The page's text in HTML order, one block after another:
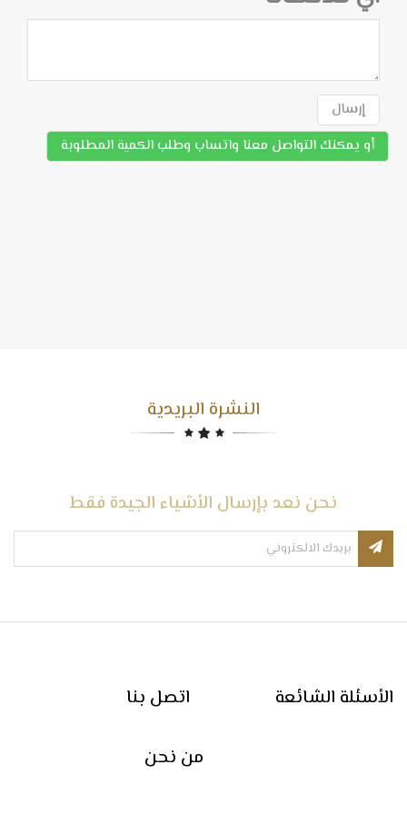
إرسال
أو يمكنك التواصل معنا واتساب وطلب الكمية المطلوبة
النشرة البريدية
نحن نعد بإرسال الأشياء الجيدة فقط
اتصل بنا الأسئلة الشائعة
من نحن